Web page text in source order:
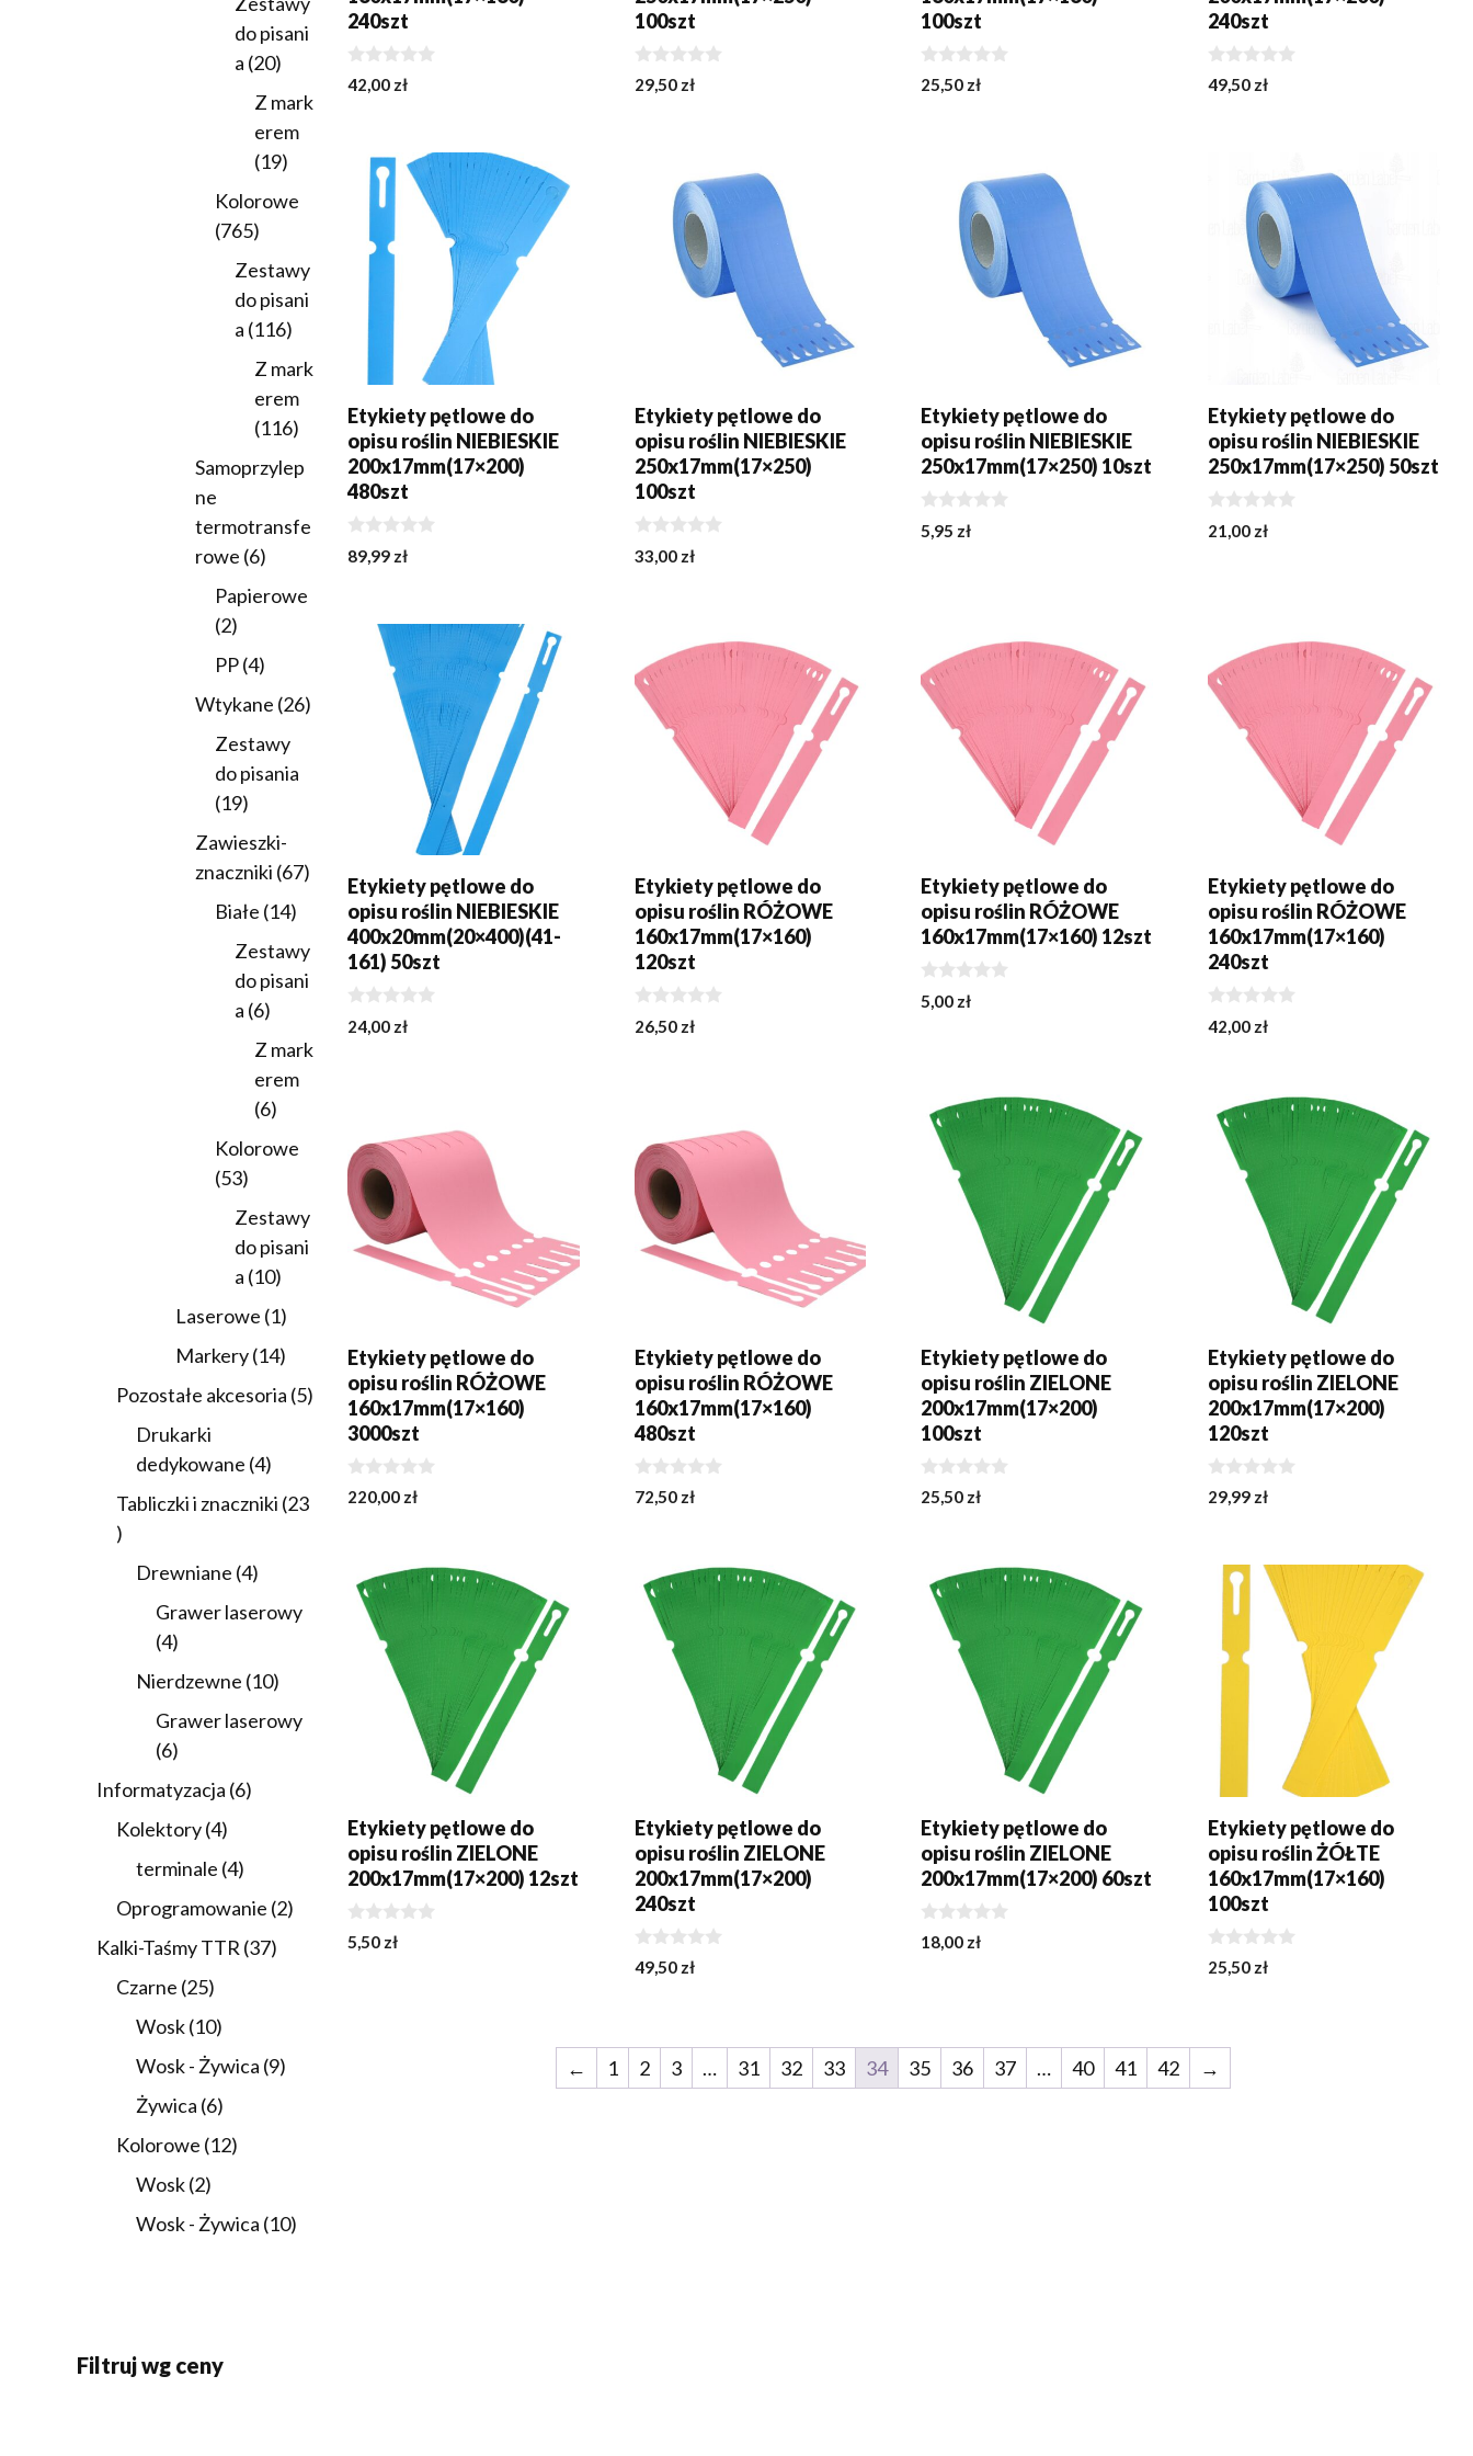
240szt
0
z
42,00 zł
100szt
0
z
29,50 zł
100szt
0
z
25,50 zł
240szt
0
z
49,50 zł
Etykiety pętlowe do
opisu roślin NIEBIESKIE
200x17mm(17×200)
480szt
0
z
89,99 zł
Etykiety pętlowe do
opisu roślin NIEBIESKIE
250x17mm(17×250)
100szt
0
z
33,00 zł
Etykiety pętlowe do
opisu roślin NIEBIESKIE
250x17mm(17×250) 10szt
0
z
5,95 zł
Etykiety pętlowe do
opisu roślin NIEBIESKIE
250x17mm(17×250) 50szt
0
z
21,00 zł
Etykiety pętlowe do
opisu roślin NIEBIESKIE
400x20mm(20×400)(41-
161) 50szt
0
z
24,00 zł
Etykiety pętlowe do
opisu roślin RÓŻOWE
160x17mm(17×160)
120szt
0
z
26,50 zł
Etykiety pętlowe do
opisu roślin RÓŻOWE
160x17mm(17×160) 12szt
0
z
5,00 zł
Etykiety pętlowe do
opisu roślin RÓŻOWE
160x17mm(17×160)
240szt
0
z
42,00 zł
Etykiety pętlowe do
opisu roślin RÓŻOWE
160x17mm(17×160)
3000szt
0
z
220,00 zł
Etykiety pętlowe do
opisu roślin RÓŻOWE
160x17mm(17×160)
480szt
0
z
72,50 zł
Etykiety pętlowe do
opisu roślin ZIELONE
200x17mm(17×200)
100szt
0
z
25,50 zł
Etykiety pętlowe do
opisu roślin ZIELONE
200x17mm(17×200)
120szt
0
z
29,99 zł
Etykiety pętlowe do
opisu roślin ZIELONE
200x17mm(17×200) 12szt
0
z
5,50 zł
Etykiety pętlowe do
opisu roślin ZIELONE
200x17mm(17×200)
240szt
0
z
49,50 zł
Etykiety pętlowe do
opisu roślin ZIELONE
200x17mm(17×200) 60szt
0
z
18,00 zł
Etykiety pętlowe do
opisu roślin ŻÓŁTE
160x17mm(17×160)
100szt
0
z
25,50 zł
← 1 2 3 … 31 32 33 34 35 36 37 … 40 41 42 →
do pisani
a 2020
produktów
Z mark
erem
1919
produktów
Kolorowe
765765
produktów
Zestawy
do pisani
a 116116
produktów
Z mark
erem
116116
produktów
Samoprzylep
ne
termotransfe
rowe 66
Papierowe
22
produkty
PP 44
produkty
Wtykane 2626
Zestawy
do pisania
1919
produktów
Zawieszki-
znaczniki 6767
produktów
Białe 1414
produktów
Zestawy
do pisani
a 66
produktów
Z mark
erem
66
Kolorowe
5353
produkty
Zestawy
do pisani
a 1010
produktów
Laserowe 11
produkt
Markery 1414
produktów
Pozostałe akcesoria 55
produktów
Drukarki
dedykowane 44
produkty
Tabliczki i znaczniki 23
23
produkty
Drewniane 44
Grawer laserowy
44
produkty
Nierdzewne 1010
Grawer laserowy
66
produktów
Informatyzacja 66
Kolektory 44
produkty
terminale 44
produkty
Oprogramowanie 22
produkty
Kalki-Taśmy TTR 3737
Czarne 2525
produktów
Wosk 1010
produktów
Wosk - Żywica 99
Żywica 66
produktów
Kolorowe 1212
Wosk 22
produkty
Wosk - Żywica 1010
Filtruj wg ceny